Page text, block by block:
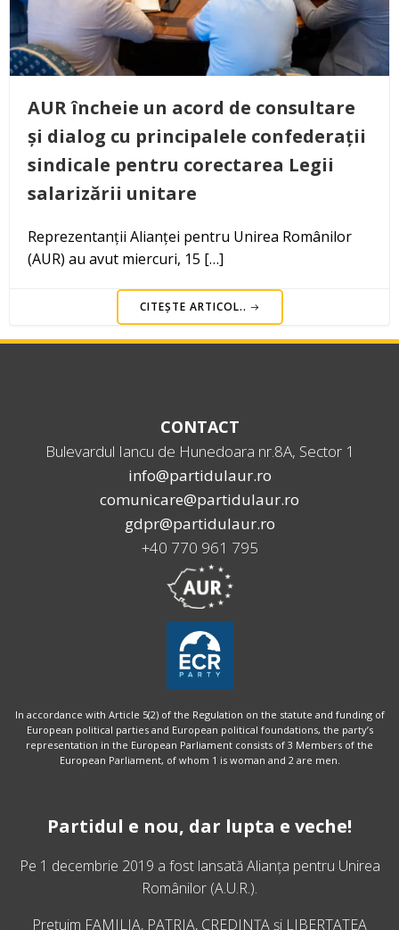
AUR încheie un acord de consultare
și dialog cu principalele confederații
sindicale pentru corectarea Legii
salarizării unitare
Reprezentanții Alianței pentru Unirea Românilor
(AUR) au avut miercuri, 15 […]
CITEȘTE ARTICOL..
CONTACT
Bulevardul Iancu de Hunedoara nr.8A, Sector 1
info@partidulaur.ro
comunicare@partidulaur.ro
gdpr@partidulaur.ro
+40 770 961 795
In accordance with Article 5(2) of the Regulation on the statute and funding of
European political parties and European political foundations, the party’s
representation in the European Parliament consists of 3 Members of the
European Parliament, of whom 1 is woman and 2 are men.
Partidul e nou, dar lupta e veche!
Pe 1 decembrie 2019 a fost lansatăAlianța pentru Unirea
Românilor (A.U.R.).
Prețuim FAMILIA, PATRIA, CREDINȚA și LIBERTATEA